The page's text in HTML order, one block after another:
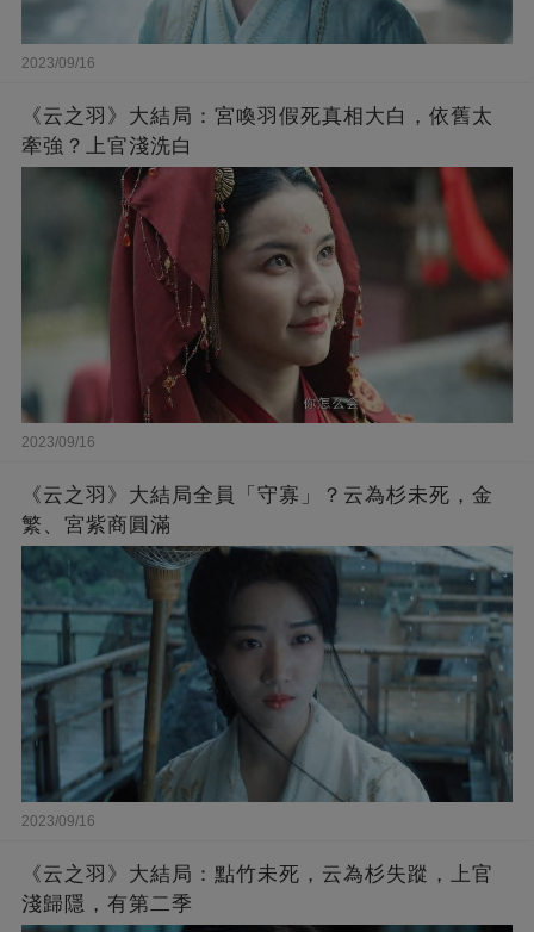
2023/09/16
《云之羽》大結局：宮喚羽假死真相大白，依舊太
牽強？上官淺洗白
2023/09/16
《云之羽》大結局全員「守寡」？云為杉未死，金
繁、宮紫商圓滿
2023/09/16
《云之羽》大結局：點竹未死，云為杉失蹤，上官
淺歸隱，有第二季